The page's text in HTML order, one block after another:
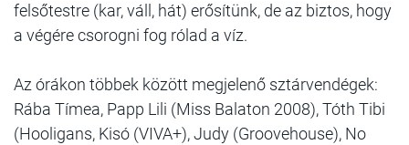
felsőtestre (kar, váll, hát) erősítünk, de az biztos, hogy
a végére csorogni fog rólad a víz.
Az órákon többek között megjelenő sztárvendégek:
Rába Tímea, Papp Lili (Miss Balaton 2008), Tóth Tibi
(Hooligans, Kisó (VIVA+), Judy (Groovehouse), No